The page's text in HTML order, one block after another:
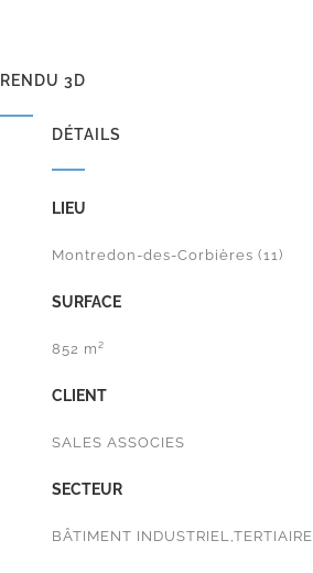
RENDU 3D
DÉTAILS
LIEU
Montredon-des-Corbières (11)
SURFACE
852 m²
CLIENT
SALES ASSOCIES
SECTEUR
BÂTIMENT INDUSTRIEL,TERTIAIRE